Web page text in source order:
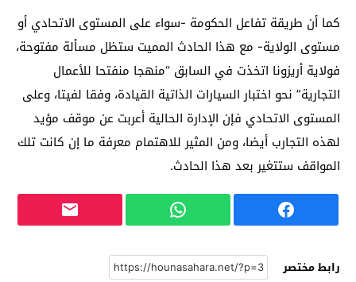
كما أن طريقة تفاعل الحكومة -سواء على المستوى الاتحادي أو
مستوى الولاية- مع هذا الحادث المميت ستظل مسألة مفتوحة،
فولاية أريزونا اتخذت في السابق “منهجا منفتحا للأعمال
التجارية” نحو اختبار السيارات الذاتية القيادة، وفقا لفيتا، وعلى
المستوى الاتحادي فإن الإدارة الحالية أعربت عن موقف مؤيد
لهذه التجارب أيضا، ومن المثير للاهتمام معرفة ما إن كانت تلك
المواقف ستتغير بعد هذا الحادث.
رابط مختصر